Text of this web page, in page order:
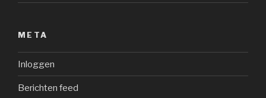
META
Inloggen
Berichten feed